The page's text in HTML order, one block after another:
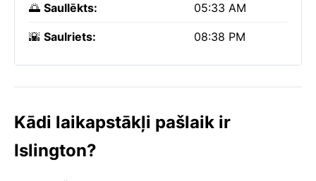
🌅 Saullēkts: 05:33 AM
🌇 Saulriets: 08:38 PM
Kādi laikapstākļi pašlaik ir
Islington?